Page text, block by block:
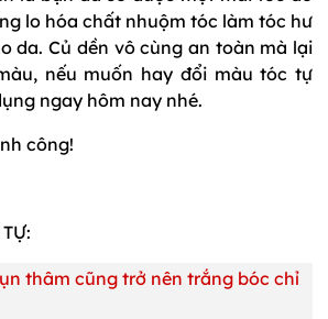
lo hóa chất nhuộm tóc làm tóc hư
da. Củ dền vô cùng an toàn mà lại
nếu muốn hay đổi màu tóc tự
ngay hôm nay nhé.
công!
thâm cũng trở nên trắng bóc chỉ